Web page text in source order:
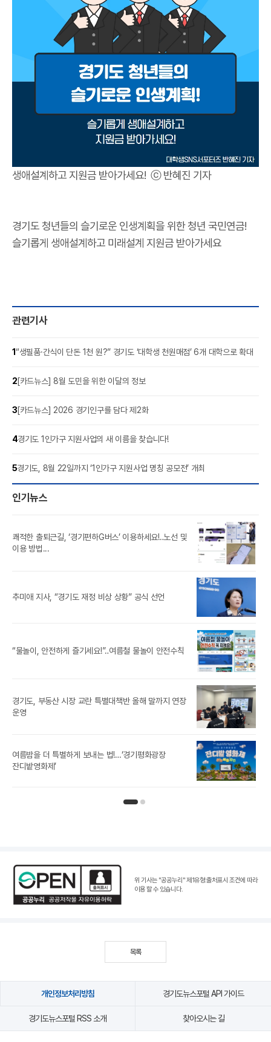
생애설계하고 지원금 받아가세요! ⓒ 반혜진 기자
경기도 청년들의 슬기로운 인생계획을 위한 청년 국민연금!
슬기롭게 생애설계하고 미래설계 지원금 받아가세요
관련기사
1“생필품·간식이 단돈 1천 원?” 경기도 ‘대학생 천원매점’ 6개 대학으로 확대
2[카드뉴스] 8월 도민을 위한 이달의 정보
3[카드뉴스] 2026 경기인구를 담다 제2화
4경기도 1인가구 지원사업의 새 이름을 찾습니다!
5경기도, 8월 22일까지 ‘1인가구 지원사업 명칭 공모전’ 개최
인기뉴스
쾌적한 출퇴근길, ‘경기편하G버스’ 이용하세요!‥노선 및
이용 방법...
추미애 지사, “경기도 재정 비상 상황” 공식 선언
“물놀이, 안전하게 즐기세요!”‥여름철 물놀이 안전수칙
경기도, 부동산 시장 교란 특별대책반 올해 말까지 연장
운영
여름밤을 더 특별하게 보내는 법!…‘경기평화광장
잔디밭영화제’
위 기사는 "공공누리"제1유형:출처표시 조건에 따라
이용 할 수 있습니다.
목록
개인정보처리방침 경기도뉴스포털 API 가이드
경기도뉴스포털 RSS 소개 찾아오시는 길